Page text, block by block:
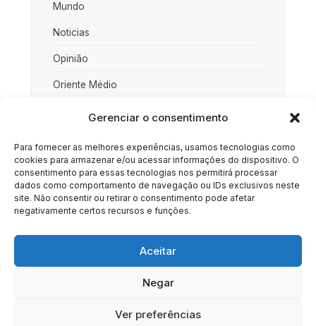
Gerenciar o consentimento
Para fornecer as melhores experiências, usamos tecnologias como
cookies para armazenar e/ou acessar informações do dispositivo. O
consentimento para essas tecnologias nos permitirá processar
dados como comportamento de navegação ou IDs exclusivos neste
site. Não consentir ou retirar o consentimento pode afetar
negativamente certos recursos e funções.
Aceitar
Negar
Ver preferências
Mundo
Noticias
Opinião
Oriente Médio
Rússia
Sociedade
Uncategorized
SOBRE BRASIL